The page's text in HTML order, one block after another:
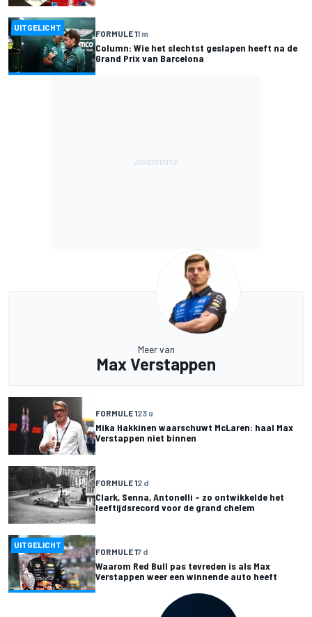
UITGELICHT
FORMULE 11 m
Column: Wie het slechtst geslapen heeft na de
Grand Prix van Barcelona
Meer van
Max Verstappen
FORMULE 123 u
Mika Hakkinen waarschuwt McLaren: haal Max
Verstappen niet binnen
FORMULE 12 d
Clark, Senna, Antonelli – zo ontwikkelde het
leeftijdsrecord voor de grand chelem
UITGELICHT
FORMULE 17 d
Waarom Red Bull pas tevreden is als Max
Verstappen weer een winnende auto heeft